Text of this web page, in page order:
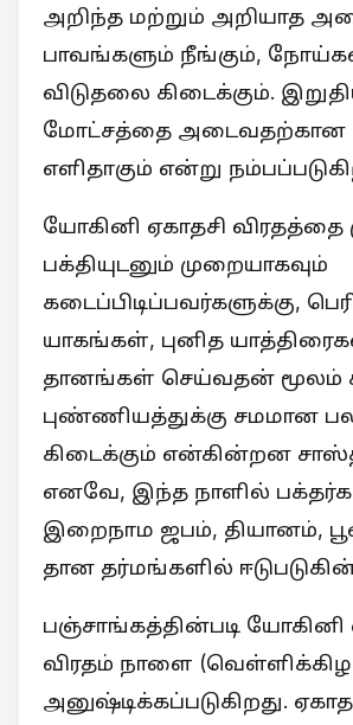
அறிந்த மற்றும் அறியாத
பாவங்களும் நீங்கும்,
விடுதலை கிடைக்கும்.
மோட்சத்தை அடைவதற்கான
எளிதாகும் என்று
யோகினி ஏகாதசி விரதத்தை
பக்தியுடனும் முறையாகவும்
கடைப்பிடிப்பவர்களுக்கு,
யாகங்கள், புனித
தானங்கள் செய்வதன் மூலம்
புண்ணியத்துக்கு சமமான
கிடைக்கும் என்கின்றன
எனவே, இந்த நாளில்
இறைநாம ஜபம், தியானம்,
தான தர்மங்களில்
பஞ்சாங்கத்தின்படி யோகினி
விரதம் நாளை
அனுஷ்டிக்கப்படுகிறது.